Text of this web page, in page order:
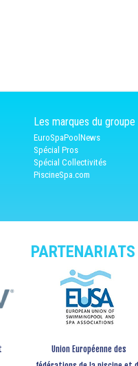
Les marques du groupe
EuroSpaPoolNews
Spécial Pros
Spécial Collectivités
PiscineSpa.com
Union Européenne des